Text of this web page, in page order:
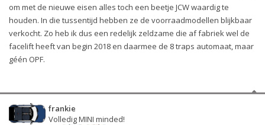
om met de nieuwe eisen alles toch een beetje JCW waardig te
houden. In die tussentijd hebben ze de voorraadmodellen blijkbaar
verkocht. Zo heb ik dus een redelijk zeldzame die af fabriek wel de
facelift heeft van begin 2018 en daarmee de 8 traps automaat, maar
géén OPF.
frankie
Volledig MINI minded!